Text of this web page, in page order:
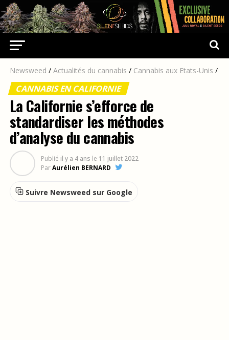
Newsweed / Actualités du cannabis / Cannabis aux Etats-Unis /
CANNABIS EN CALIFORNIE
La Californie s’efforce de
standardiser les méthodes
d’analyse du cannabis
Publié il y a 4 ans le 11 juillet 2022
ParAurélien BERNARD
Suivre Newsweed sur Google